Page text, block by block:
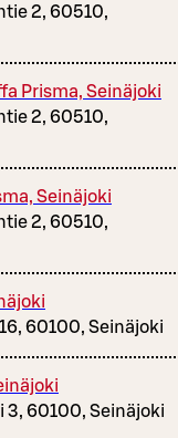
2, 60510,
Prisma, Seinäjoki
2, 60510,
Seinäjoki
2, 60510,
60100, Seinäjoki
3, 60100, Seinäjoki